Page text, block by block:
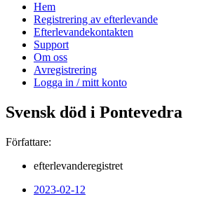
Hem
Registrering av efterlevande
Efterlevandekontakten
Support
Om oss
Avregistrering
Logga in / mitt konto
Svensk död i Pontevedra
Författare:
efterlevanderegistret
2023-02-12